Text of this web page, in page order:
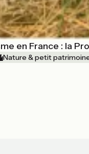
en France : la
Nature & petit